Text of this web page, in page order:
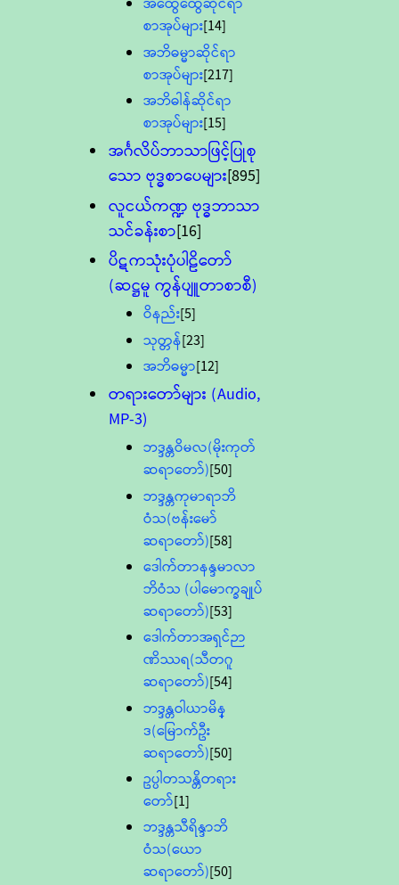
စာအုပ်များ[14]
အဘိဓမ္မာဆိုင်ရာ
စာအုပ်များ[217]
အဘိဓါန်ဆိုင်ရာ
စာအုပ်များ[15]
အင်္ဂလိပ်ဘာသာဖြင့်ပြုစု
သော ဗုဒ္ဓစာပေများ[895]
လူငယ်ကဏ္ဍ ဗုဒ္ဓဘာသာ
သင်ခန်းစာ[16]
ပိဋကသုံးပုံပါဠိတော်
(ဆဋ္ဌမူ ကွန်ပျူတာစာစီ)
ဝိနည်း[5]
သုတ္တန်[23]
အဘိဓမ္မာ[12]
တရားတော်များ (Audio,
MP-3)
ဘဒ္ဒန္တဝိမလ(မိုးကုတ်
ဆရာတော်)[50]
ဘဒ္ဒန္တကုမာရာဘိ
ဝံသ(ဗန်းမော်
ဆရာတော်)[58]
ဒေါက်တာနန္ဒမာလာ
ဘိဝံသ (ပါမောက္ခချုပ်
ဆရာတော်)[53]
ဒေါက်တာအရှင်ဉာ
ဏိဿရ(သီတဂူ
ဆရာတော်)[54]
ဘဒ္ဒန္တဝါယာမိန္
ဒ(မြောက်ဦး
ဆရာတော်)[50]
ဥပ္ပါတသန္တိတရား
တော်[1]
ဘဒ္ဒန္တသီရိန္ဒာဘိ
ဝံသ(ယော
ဆရာတော်)[50]